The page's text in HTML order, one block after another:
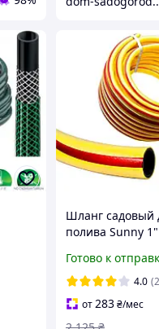
Шланг садовый
полива Sunny
Готово к
4.0
от283₴/мес